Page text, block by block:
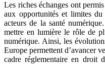
Les riches échanges ont
aux opportunités et limites
acteurs de la santé
mettre en lumière le rôle de
numérique. Ainsi, les
Europe permettent d’avancer
cadre réglementaire en droit